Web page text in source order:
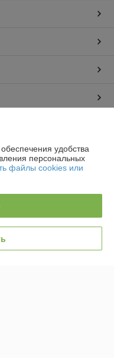
удобства
персональных
файлы cookies или